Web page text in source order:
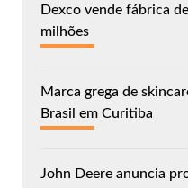
Dexco vende fábrica
milhões
Marca grega de
Brasil em Curitiba
John Deere anuncia